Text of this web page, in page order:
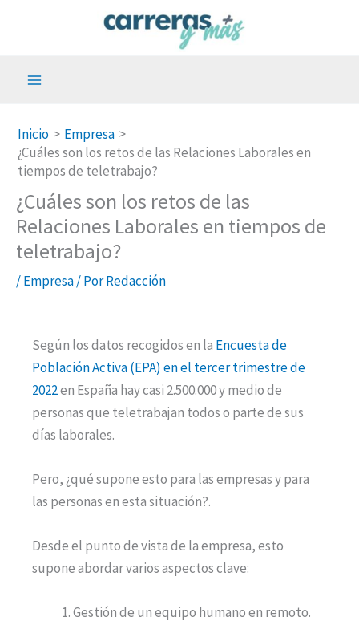
Inicio
Empresa
¿Cuáles son los retos de las Relaciones Laborales en
tiempos de teletrabajo?
¿Cuáles son los retos de las
Relaciones Laborales en tiempos de
teletrabajo?
/Empresa/ PorRedacción
Según los datos recogidos en la Encuesta de
Población Activa (EPA) en el tercer trimestre de
2022en España hay casi 2.500.000 y medio de
personas que teletrabajan todos o parte de sus
días laborales.
Pero, ¿qué supone esto para las empresas y para
las personas en esta situación?.
Desde el punto de vista de la empresa, esto
supone abordar varios aspectos clave:
Gestión de un equipo humano en remoto.